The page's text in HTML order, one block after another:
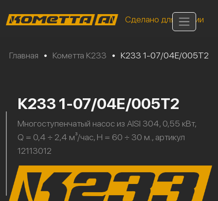
Сделано для России
Главная • Кометта К233 • К233 1-07/04Е/005Т2
К233 1-07/04Е/005Т2
Многоступенчатый насос из AISI 304, 0,55 кВт,
Q = 0,4 ÷ 2,4 м³/час, H = 60 ÷ 30 м., артикул
12113012